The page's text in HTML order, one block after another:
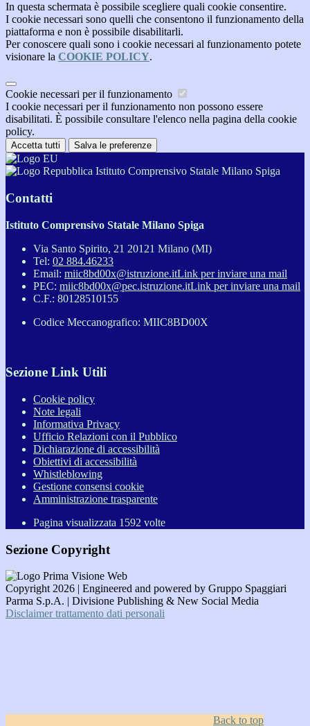
In questa schermata è possibile scegliere quali cookie consentire.
I cookie necessari sono quelli che consentono il funzionamento della
piattaforma e non è possibile disabilitarli.
Per conoscere quali sono i cookie necessari al funzionamento potete
visionare la COOKIE POLICY.
Cookie necessari per il funzionamento
I cookie necessari per il funzionamento non possono essere
disabilitati. È possibile consultare l'elenco nella pagina della cookie
policy.
Accetta tutti Salva le preferenze
Istituto Comprensivo Statale Milano Spiga
Contatti
Istituto Comprensivo Statale Milano Spiga
Via Santo Spirito, 21 20121 Milano (MI)
Tel: 02 884.46233
Email: miic8bd00x@istruzione.itLink per inviare una mail
PEC: miic8bd00x@pec.istruzione.itLink per inviare una mail
C.F.: 80128510155
Codice Meccanografico: MIIC8BD00X
Sezione Link Utili
Cookie policy
Note legali
Informativa Privacy
Ufficio Relazioni con il Pubblico
Dichiarazione di accessibilità
Obiettivi di accessibilità
Whistleblowing
Gestione consensi cookie
Amministrazione trasparente
Pagina visualizzata 1592 volte
Sezione Copyright
Copyright 2026 | Engineered and powered by Gruppo Spaggiari
Parma S.p.A. | Divisione Publishing & New Social Media
Disclaimer trattamento dati personali
Back to top